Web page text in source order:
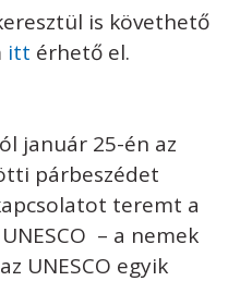
is követhető
itt érhető el.
január 25-én az
párbeszédet
teremt a
– a nemek
UNESCO egyik